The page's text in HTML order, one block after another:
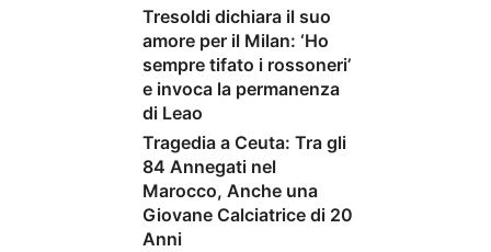
Tresoldi dichiara il suo
amore per il Milan: ‘Ho
sempre tifato i rossoneri’
e invoca la permanenza
di Leao
Tragedia a Ceuta: Tra gli
84 Annegati nel
Marocco, Anche una
Giovane Calciatrice di 20
Anni